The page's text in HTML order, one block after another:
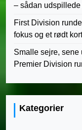
– sådan
First Division
fokus og et rødt
Smalle sejre, sene
Premier Division
Kategorier